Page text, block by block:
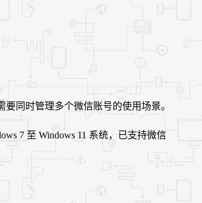
同时管理多个微信账号的使用场景。
7 至 Windows 11 系统，已支持微信